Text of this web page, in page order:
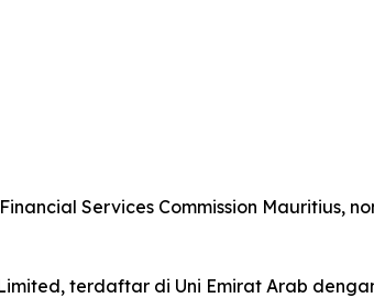
Services Commission Mauritius,
terdaftar di Uni Emirat Arab